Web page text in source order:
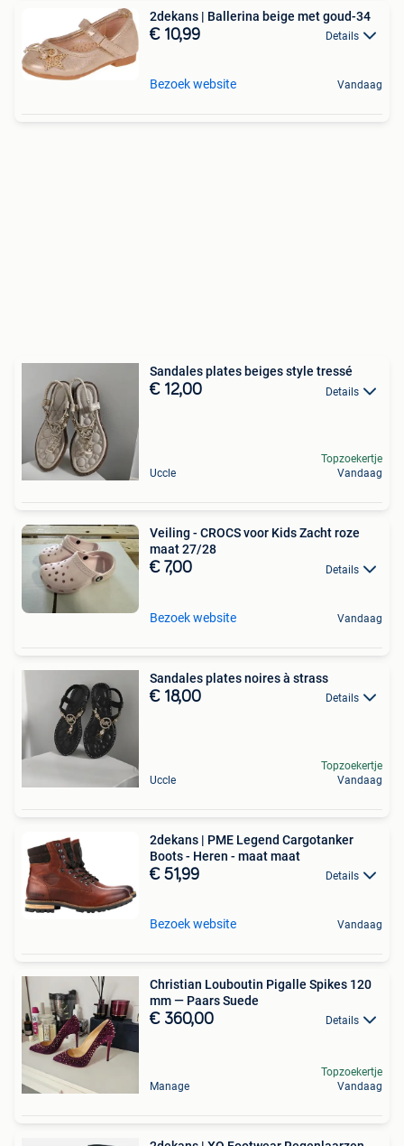
2dekans | Ballerina beige met goud-34
€ 10,99 Details
Bezoek website Vandaag
Sandales plates beiges style tressé
€ 12,00 Details
Uccle
Topzoekertje
Vandaag
Veiling - CROCS voor Kids Zacht roze
maat 27/28
€ 7,00 Details
Bezoek website Vandaag
Sandales plates noires à strass
€ 18,00 Details
Uccle
Topzoekertje
Vandaag
2dekans | PME Legend Cargotanker
Boots - Heren - maat maat
€ 51,99 Details
Bezoek website Vandaag
Christian Louboutin Pigalle Spikes 120
mm — Paars Suede
€ 360,00 Details
Manage
Topzoekertje
Vandaag